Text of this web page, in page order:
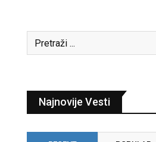
Najnovije Vesti